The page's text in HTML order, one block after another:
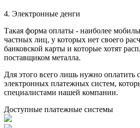
4. Электронные денги
Такая форма оплаты - наиболее
частных лиц, у которых нет своего
банковской карты и которые хотят
поставщиком металла.
Для этого всего лишь нужно оплатить
электронных платежных систем,
специалистами нашей компании.
Доступные платежные системы